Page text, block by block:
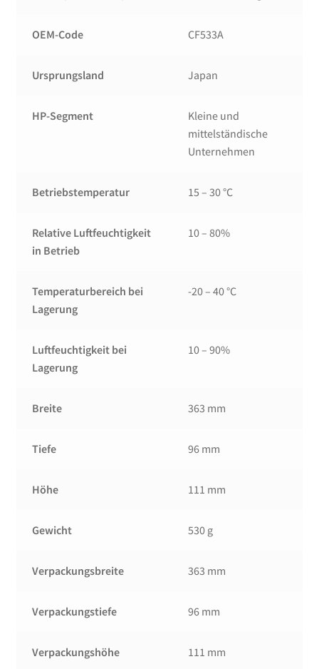
OEM-Code CF533A
Ursprungsland Japan
HP-Segment
Kleine und
mittelständische
Unternehmen
Betriebstemperatur 15 – 30 °C
Relative Luftfeuchtigkeit
in Betrieb
10 – 80%
Temperaturbereich bei
Lagerung
-20 – 40 °C
Luftfeuchtigkeit bei
Lagerung
10 – 90%
Breite 363 mm
Tiefe 96 mm
Höhe 111 mm
Gewicht 530 g
Verpackungsbreite 363 mm
Verpackungstiefe 96 mm
Verpackungshöhe 111 mm